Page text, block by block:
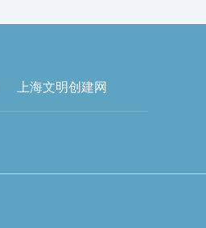
上海文明创建网